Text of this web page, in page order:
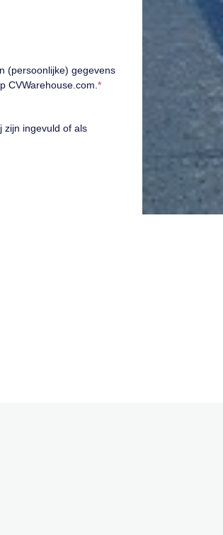
(persoonlijke) gegevens
CVWarehouse.com.*
zijn ingevuld of als